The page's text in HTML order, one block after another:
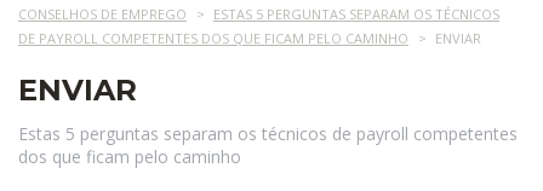
CONSELHOS DE EMPREGO
ESTAS 5 PERGUNTAS SEPARAM OS TÉCNICOS
DE PAYROLL COMPETENTES DOS QUE FICAM PELO CAMINHO
ENVIAR
ENVIAR
Estas 5 perguntas separam os técnicos de payroll competentes
dos que ficam pelo caminho